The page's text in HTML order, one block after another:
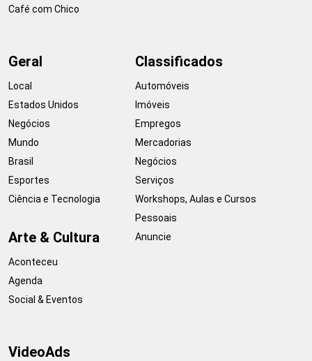
Café com Chico
Geral
Local
Estados Unidos
Negócios
Mundo
Brasil
Esportes
Ciência e Tecnologia
Arte & Cultura
Aconteceu
Agenda
Social & Eventos
Classificados
Automóveis
Imóveis
Empregos
Mercadorias
Negócios
Serviços
Workshops, Aulas e Cursos
Pessoais
Anuncie
VideoAds